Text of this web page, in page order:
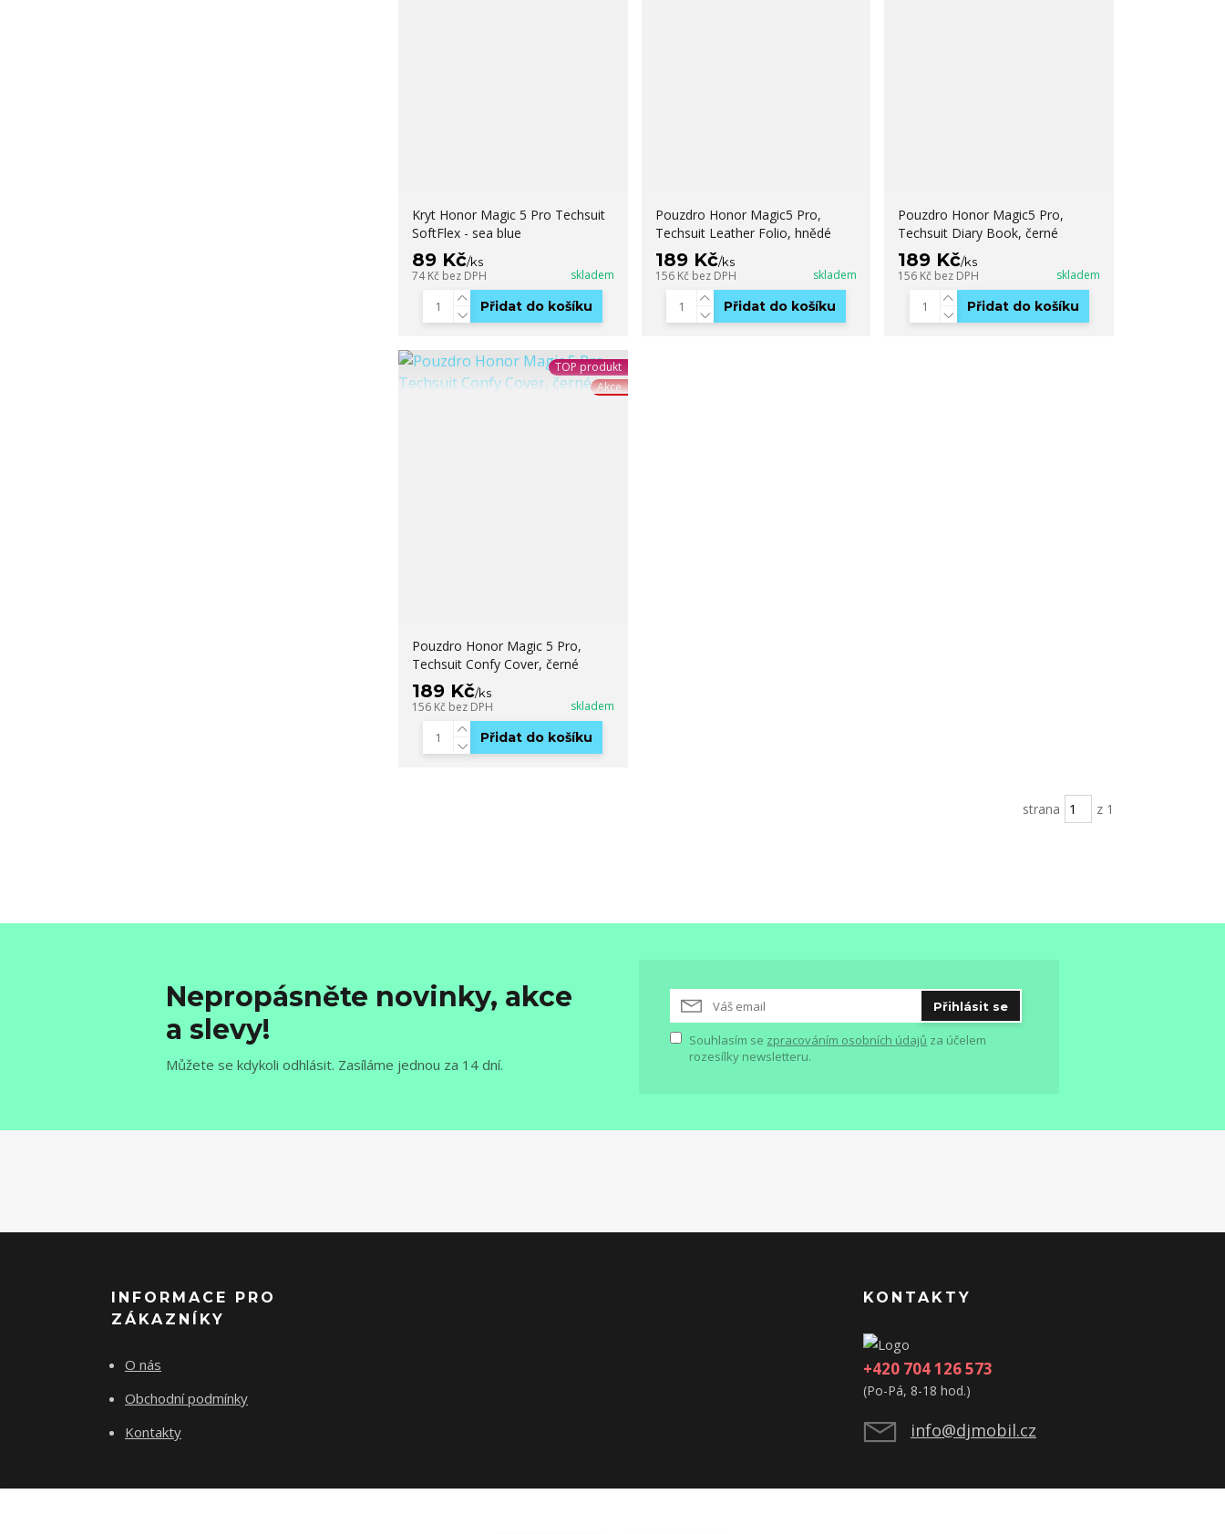
Kryt Honor Magic 5 Pro Techsuit
SoftFlex - sea blue
89 Kč/ks
74 Kč bez DPH skladem
Přidat do košíku
Pouzdro Honor Magic5 Pro,
Techsuit Leather Folio, hnědé
189 Kč/ks
156 Kč bez DPH skladem
Přidat do košíku
Pouzdro Honor Magic5 Pro,
Techsuit Diary Book, černé
189 Kč/ks
156 Kč bez DPH skladem
Přidat do košíku
TOP produkt
Akce
Pouzdro Honor Magic 5 Pro,
Techsuit Confy Cover, černé
189 Kč/ks
156 Kč bez DPH skladem
Přidat do košíku
strana z 1
Nepropásněte novinky, akce
a slevy!
Můžete se kdykoli odhlásit. Zasíláme jednou za 14 dní.
Přihlásit se
Souhlasím se zpracováním osobních údajů za účelem
rozesílky newsletteru.
INFORMACE PRO
ZÁKAZNÍKY
O nás
Obchodní podmínky
Kontakty
KONTAKTY
+420 704 126 573
(Po-Pá, 8-18 hod.)
info@djmobil.cz